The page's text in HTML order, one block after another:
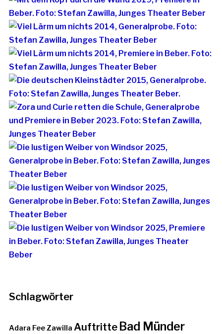
Schlagwörter
Adara Fee Zawilla Auftritte Bad Münder